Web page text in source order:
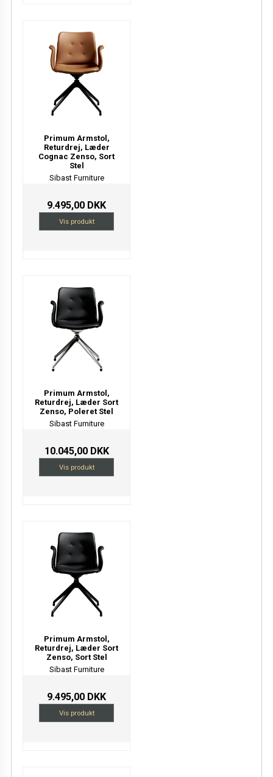
Primum Armstol,
Returdrej, Læder
Cognac Zenso, Sort
Stel
Sibast Furniture
9.495,00 DKK
Vis produkt
Primum Armstol,
Returdrej, Læder Sort
Zenso, Poleret Stel
Sibast Furniture
10.045,00 DKK
Vis produkt
Primum Armstol,
Returdrej, Læder Sort
Zenso, Sort Stel
Sibast Furniture
9.495,00 DKK
Vis produkt